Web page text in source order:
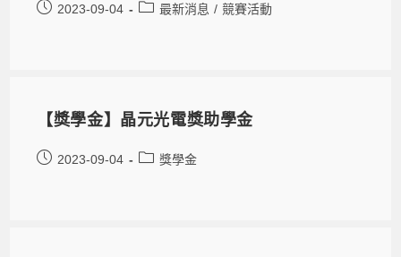
2023-09-04 最新消息 / 競賽活動
【獎學金】晶元光電獎助學金
2023-09-04 獎學金